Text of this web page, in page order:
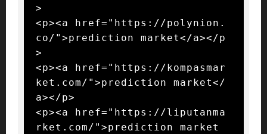
>
<p><a href="https://polynion.
co/">prediction market</a></p
>
<p><a href="https://kompasmar
ket.com/">prediction market</
a></p>
<p><a href="https://liputanma
rket.com/">prediction market